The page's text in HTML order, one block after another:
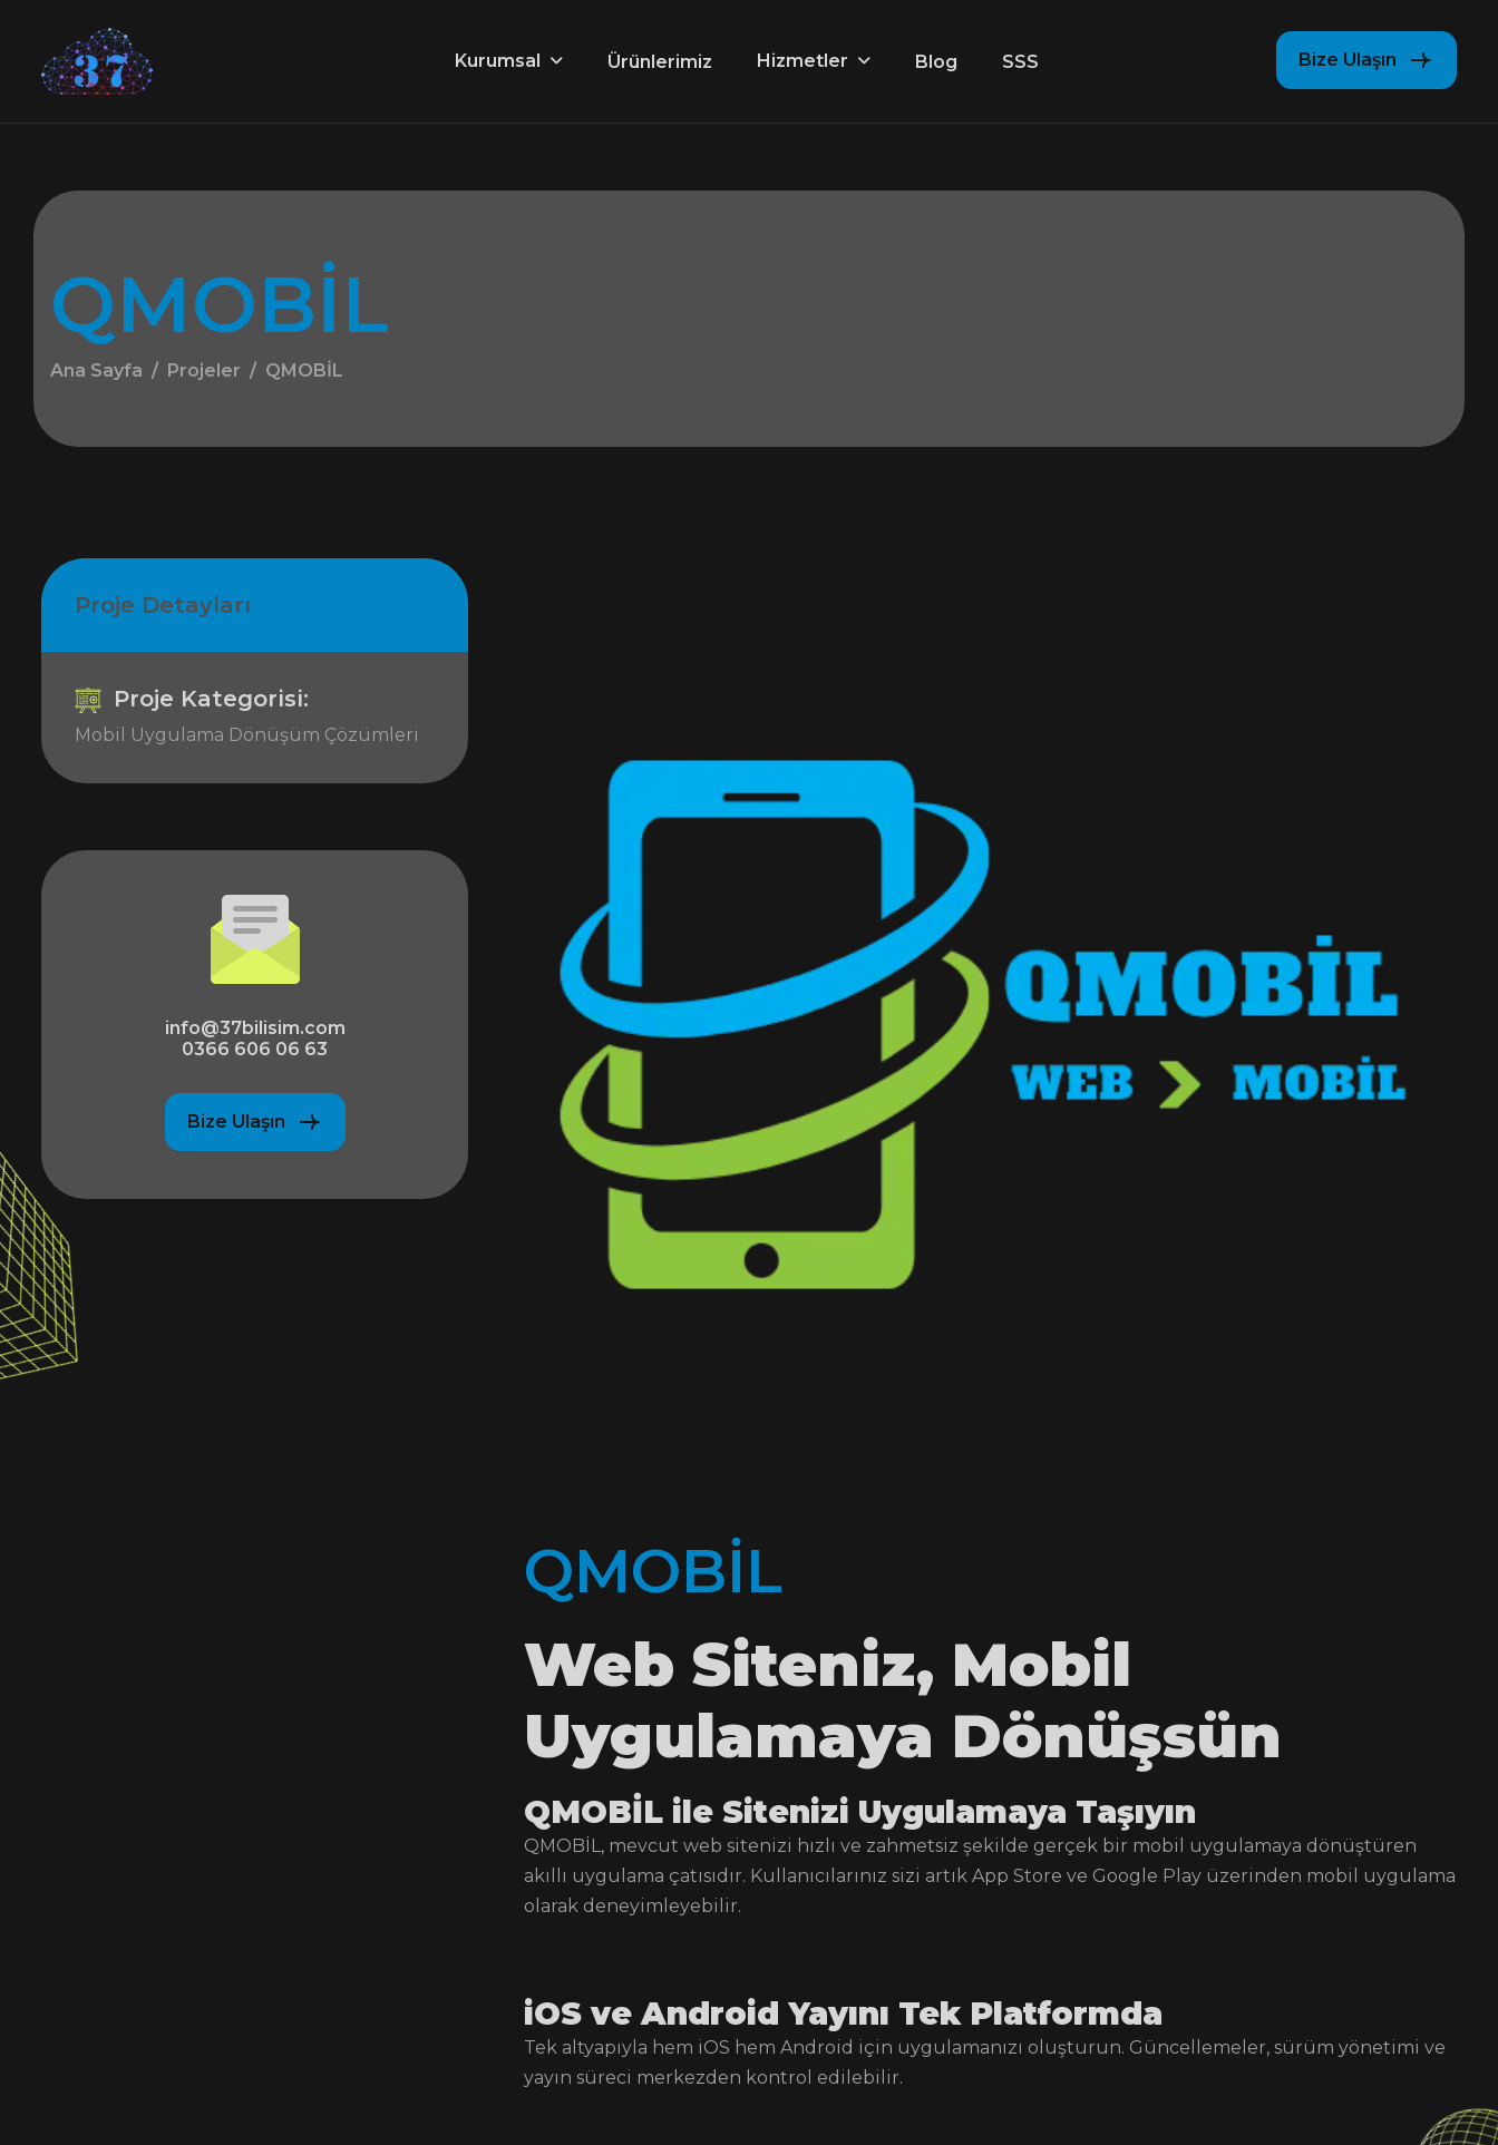
Kurumsal Ürünlerimiz Hizmetler Blog SSS Bize Ulaşın
QMOBİL
Ana Sayfa Projeler QMOBİL
Proje Detayları
Proje Kategorisi:
Mobil Uygulama Dönüşüm Çözümleri
info@37bilisim.com
0366 606 06 63
Bize Ulaşın
QMOBİL
Web Siteniz, Mobil
Uygulamaya Dönüşsün
QMOBİL ile Sitenizi Uygulamaya Taşıyın
QMOBİL, mevcut web sitenizi hızlı ve zahmetsiz şekilde gerçek bir mobil uygulamaya dönüştüren
akıllı uygulama çatısıdır. Kullanıcılarınız sizi artık App Store ve Google Play üzerinden mobil uygulama
olarak deneyimleyebilir.
iOS ve Android Yayını Tek Platformda
Tek altyapıyla hem iOS hem Android için uygulamanızı oluşturun. Güncellemeler, sürüm yönetimi ve
yayın süreci merkezden kontrol edilebilir.